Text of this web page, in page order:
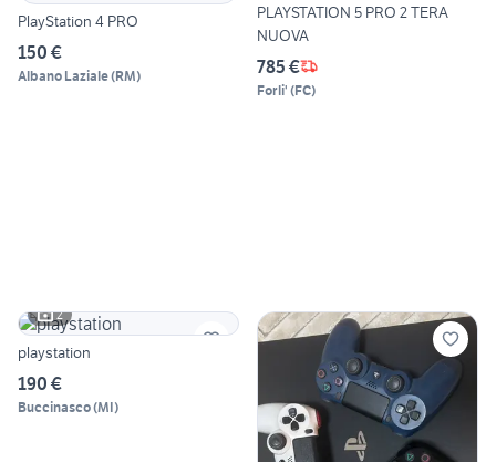
PlayStation 4 PRO
150 €
Albano Laziale(RM)
PLAYSTATION 5 PRO 2 TERA
NUOVA
785 €
Forli' (FC)
2
playstation
190 €
Buccinasco(MI)